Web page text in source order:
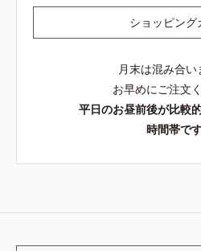
ショッピング
月末は混み合い
お早めにご注文
平日のお昼前後が比較
時間帯です